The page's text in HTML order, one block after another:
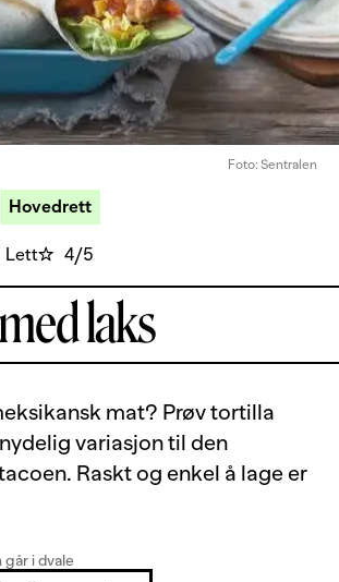
Foto: Sentralen
Hovedrett
Lett 4/5
laks
mat? Prøv tortilla
variasjon til den
Raskt og enkel å lage er
i dvale